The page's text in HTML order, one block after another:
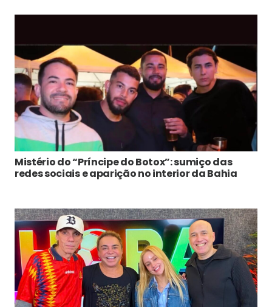
Mistério do “Príncipe do Botox”: sumiço das
redes sociais e aparição no interior da Bahia